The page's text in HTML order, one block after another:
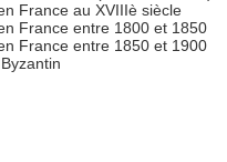
France au XVIIIè siècle
France entre 1800 et 1850
France entre 1850 et 1900
Byzantin